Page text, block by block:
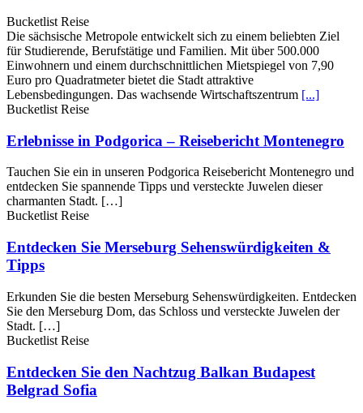
Bucketlist Reise
Die sächsische Metropole entwickelt sich zu einem beliebten Ziel
für Studierende, Berufstätige und Familien. Mit über 500.000
Einwohnern und einem durchschnittlichen Mietspiegel von 7,90
Euro pro Quadratmeter bietet die Stadt attraktive
Lebensbedingungen. Das wachsende Wirtschaftszentrum [...]
Bucketlist Reise
Erlebnisse in Podgorica – Reisebericht Montenegro
Tauchen Sie ein in unseren Podgorica Reisebericht Montenegro und
entdecken Sie spannende Tipps und versteckte Juwelen dieser
charmanten Stadt. […]
Bucketlist Reise
Entdecken Sie Merseburg Sehenswürdigkeiten &
Tipps
Erkunden Sie die besten Merseburg Sehenswürdigkeiten. Entdecken
Sie den Merseburg Dom, das Schloss und versteckte Juwelen der
Stadt. […]
Bucketlist Reise
Entdecken Sie den Nachtzug Balkan Budapest
Belgrad Sofia